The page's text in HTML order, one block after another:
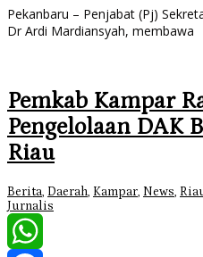
Link
Share
Pekanbaru – Penjabat (Pj)
Dr Ardi Mardiansyah, membawa
Pemkab Kampar
Pengelolaan DAK
Riau
Berita, Daerah, Kampar, News,
Jurnalis